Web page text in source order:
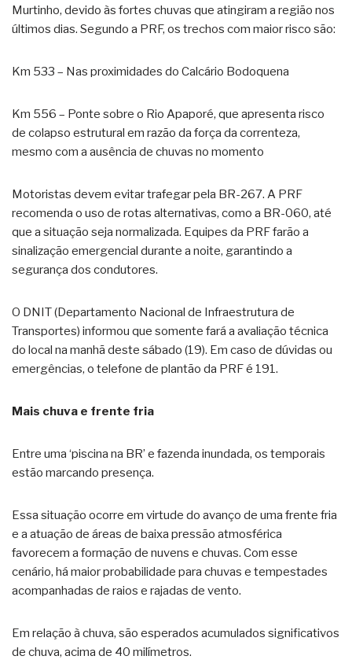
Murtinho, devido às fortes chuvas que atingiram a região nos
últimos dias. Segundo a PRF, os trechos com maior risco são:
Km 533 – Nas proximidades do Calcário Bodoquena
Km 556 – Ponte sobre o Rio Apaporé, que apresenta risco
de colapso estrutural em razão da força da correnteza,
mesmo com a ausência de chuvas no momento
Motoristas devem evitar trafegar pela BR-267. A PRF
recomenda o uso de rotas alternativas, como a BR-060, até
que a situação seja normalizada. Equipes da PRF farão a
sinalização emergencial durante a noite, garantindo a
segurança dos condutores.
O DNIT (Departamento Nacional de Infraestrutura de
Transportes) informou que somente fará a avaliação técnica
do local na manhã deste sábado (19). Em caso de dúvidas ou
emergências, o telefone de plantão da PRF é 191.
Mais chuva e frente fria
Entre uma ‘piscina na BR’ e fazenda inundada, os temporais
estão marcando presença.
Essa situação ocorre em virtude do avanço de uma frente fria
e a atuação de áreas de baixa pressão atmosférica
favorecem a formação de nuvens e chuvas. Com esse
cenário, há maior probabilidade para chuvas e tempestades
acompanhadas de raios e rajadas de vento.
Em relação à chuva, são esperados acumulados significativos
de chuva, acima de 40 milímetros.